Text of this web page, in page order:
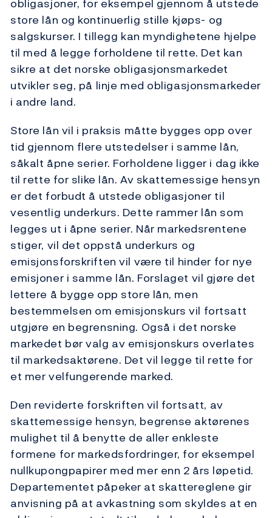
obligasjoner, for eksempel gjennom å utstede
store lån og kontinuerlig stille kjøps- og
salgskurser. I tillegg kan myndighetene hjelpe
til med å legge forholdene til rette. Det kan
sikre at det norske obligasjonsmarkedet
utvikler seg, på linje med obligasjonsmarkeder
i andre land.
Store lån vil i praksis måtte bygges opp over
tid gjennom flere utstedelser i samme lån,
såkalt åpne serier. Forholdene ligger i dag ikke
til rette for slike lån. Av skattemessige hensyn
er det forbudt å utstede obligasjoner til
vesentlig underkurs. Dette rammer lån som
legges ut i åpne serier. Når markedsrentene
stiger, vil det oppstå underkurs og
emisjonsforskriften vil være til hinder for nye
emisjoner i samme lån. Forslaget vil gjøre det
lettere å bygge opp store lån, men
bestemmelsen om emisjonskurs vil fortsatt
utgjøre en begrensning. Også i det norske
markedet bør valg av emisjonskurs overlates
til markedsaktørene. Det vil legge til rette for
et mer velfungerende marked.
Den reviderte forskriften vil fortsatt, av
skattemessige hensyn, begrense aktørenes
mulighet til å benytte de aller enkleste
formene for markedsfordringer, for eksempel
nullkupongpapirer med mer enn 2 års løpetid.
Departementet påpeker at skattereglene gir
anvisning på at avkastning som skyldes at en